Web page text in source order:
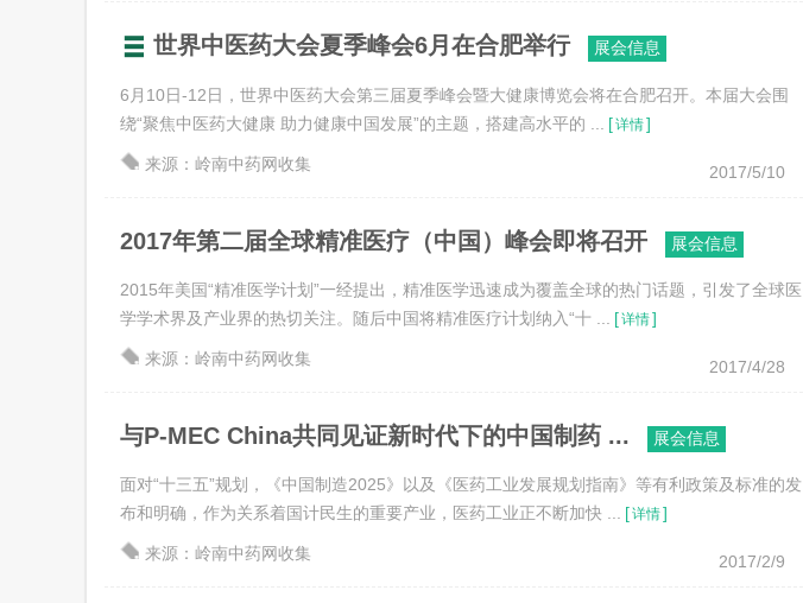
世界中医药大会夏季峰会6月在合肥举行 展会信息
6月10日-12日，世界中医药大会第三届夏季峰会暨大健康博览会将在合肥召开。本届大会围
绕“聚焦中医药大健康 助力健康中国发展”的主题，搭建高水平的 ...
[详情]
2017/5/10
来源：岭南中药网收集
2017年第二届全球精准医疗（中国）峰会即将召开 展会信息
2015年美国“精准医学计划”一经提出，精准医学迅速成为覆盖全球的热门话题，引发了全球医
学学术界及产业界的热切关注。随后中国将精准医疗计划纳入“十 ...
[详情]
2017/4/28
来源：岭南中药网收集
与P-MEC China共同见证新时代下的中国制药 ... 展会信息
面对“十三五”规划，《中国制造2025》以及《医药工业发展规划指南》等有利政策及标准的发
布和明确，作为关系着国计民生的重要产业，医药工业正不断加快 ...
[详情]
2017/2/9
来源：岭南中药网收集